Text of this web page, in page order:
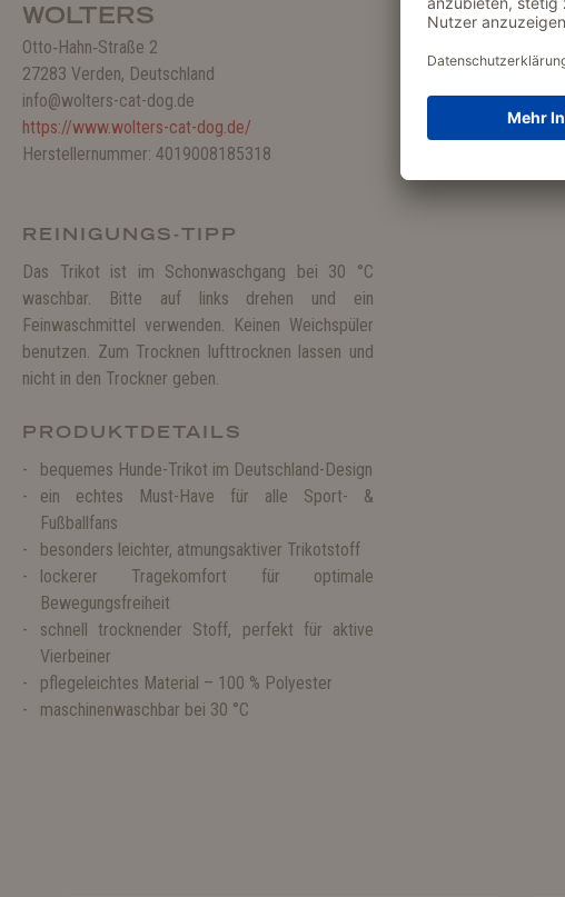
WOLTERS
Otto‑Hahn‑Straße 2
27283 Verden, Deutschland
info@wolters-cat-dog.de
https://www.wolters-cat-dog.de/
Herstellernummer: 4019008185318
REINIGUNGS-TIPP
Das Trikot ist im Schonwaschgang bei 30 °C
waschbar. Bitte auf links drehen und ein
Feinwaschmittel verwenden. Keinen Weichspüler
benutzen. Zum Trocknen lufttrocknen lassen und
nicht in den Trockner geben.
PRODUKTDETAILS
bequemes Hunde-Trikot im Deutschland-Design
ein echtes Must-Have für alle Sport- &
Fußballfans
besonders leichter, atmungsaktiver Trikotstoff
lockerer Tragekomfort für optimale
Bewegungsfreiheit
schnell trocknender Stoff, perfekt für aktive
Vierbeiner
pflegeleichtes Material – 100 % Polyester
maschinenwaschbar bei 30 °C